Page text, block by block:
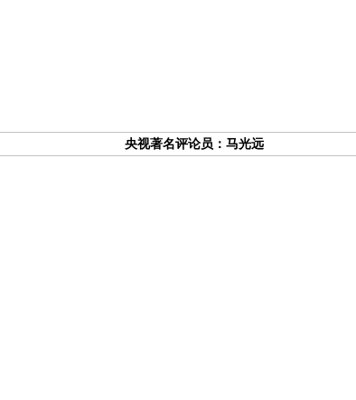
央视著名评论员：马光远